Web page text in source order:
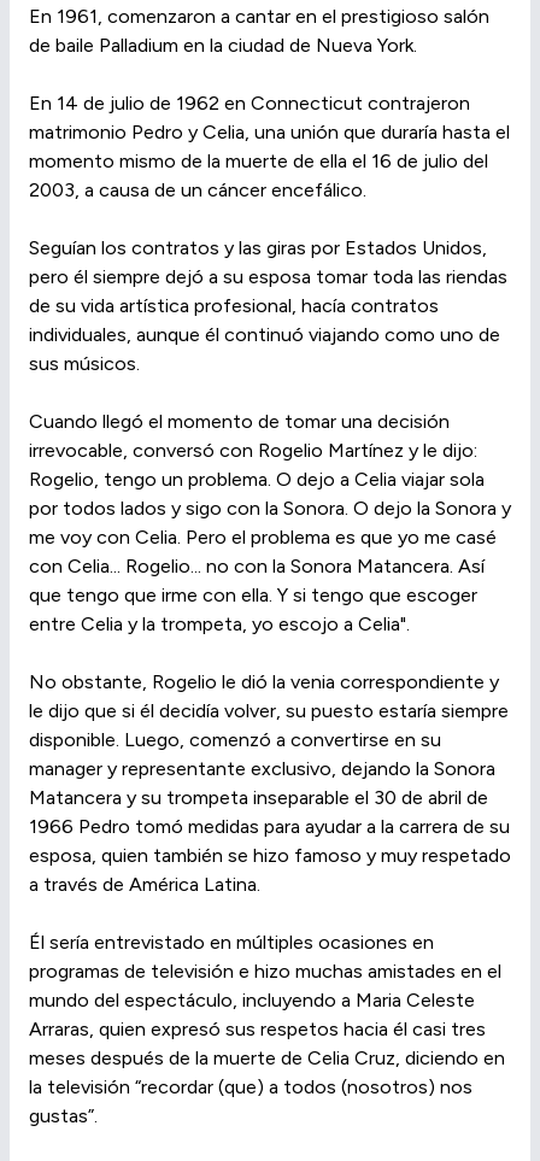
En 1961, comenzaron a cantar en el prestigioso salón
de baile Palladium en la ciudad de Nueva York.
En 14 de julio de 1962 en Connecticut contrajeron
matrimonio Pedro y Celia, una unión que duraría hasta el
momento mismo de la muerte de ella el 16 de julio del
2003, a causa de un cáncer encefálico.
Seguían los contratos y las giras por Estados Unidos,
pero él siempre dejó a su esposa tomar toda las riendas
de su vida artística profesional, hacía contratos
individuales, aunque él continuó viajando como uno de
sus músicos.
Cuando llegó el momento de tomar una decisión
irrevocable, conversó con Rogelio Martínez y le dijo:
Rogelio, tengo un problema. O dejo a Celia viajar sola
por todos lados y sigo con la Sonora. O dejo la Sonora y
me voy con Celia. Pero el problema es que yo me casé
con Celia... Rogelio... no con la Sonora Matancera. Así
que tengo que irme con ella. Y si tengo que escoger
entre Celia y la trompeta, yo escojo a Celia".
No obstante, Rogelio le dió la venia correspondiente y
le dijo que si él decidía volver, su puesto estaría siempre
disponible. Luego, comenzó a convertirse en su
manager y representante exclusivo, dejando la Sonora
Matancera y su trompeta inseparable el 30 de abril de
1966 Pedro tomó medidas para ayudar a la carrera de su
esposa, quien también se hizo famoso y muy respetado
a través de América Latina.
Él sería entrevistado en múltiples ocasiones en
programas de televisión e hizo muchas amistades en el
mundo del espectáculo, incluyendo a Maria Celeste
Arraras, quien expresó sus respetos hacia él casi tres
meses después de la muerte de Celia Cruz, diciendo en
la televisión “recordar (que) a todos (nosotros) nos
gustas”.